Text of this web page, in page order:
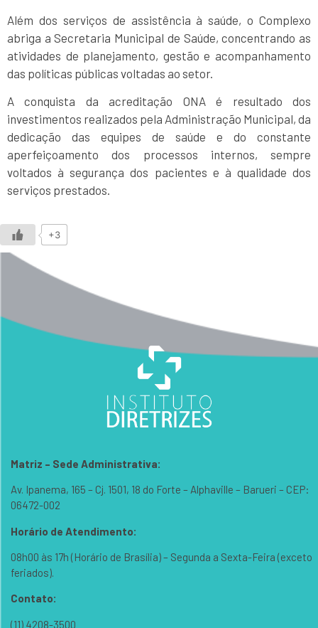
Além dos serviços de assistência à saúde, o Complexo
abriga a Secretaria Municipal de Saúde, concentrando as
atividades de planejamento, gestão e acompanhamento
das políticas públicas voltadas ao setor.
A conquista da acreditação ONA é resultado dos
investimentos realizados pela Administração Municipal, da
dedicação das equipes de saúde e do constante
aperfeiçoamento dos processos internos, sempre
voltados à segurança dos pacientes e à qualidade dos
serviços prestados.
+3
Matriz – Sede Administrativa:
Av. Ipanema, 165 – Cj. 1501, 18 do Forte – Alphaville – Barueri – CEP:
06472-002
Horário de Atendimento:
08h00 às 17h (Horário de Brasília) – Segunda a Sexta-Feira (exceto
feriados).
Contato:
(11) 4208-3500